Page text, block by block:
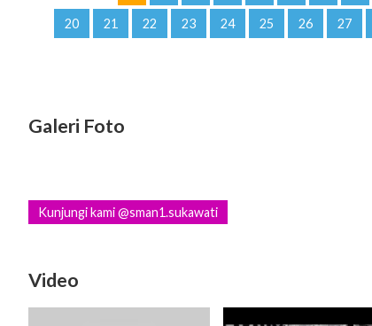
20 21 22 23 24 25 26 27
Galeri Foto
Kunjungi kami @sman1.sukawati
Video